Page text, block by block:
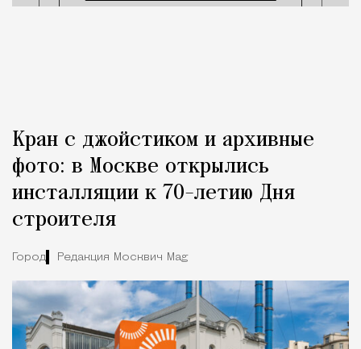
Кран с джойстиком и архивные
фото: в Москве открылись
инсталляции к 70-летию Дня
строителя
Город Редакция Москвич Mag